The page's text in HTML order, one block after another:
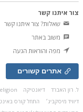
צור איתנו קשר
שאלות? צור איתנו קשר
משוב באתר
מפה והוראות הגעה
אתרים קשורים
ל. רון האברד דיאנטיקה
דיוויד מיסקביג׳
התחל קורס